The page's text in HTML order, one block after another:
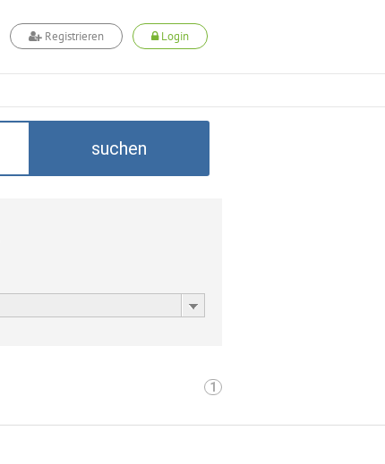
Registrieren Login
suchen
1